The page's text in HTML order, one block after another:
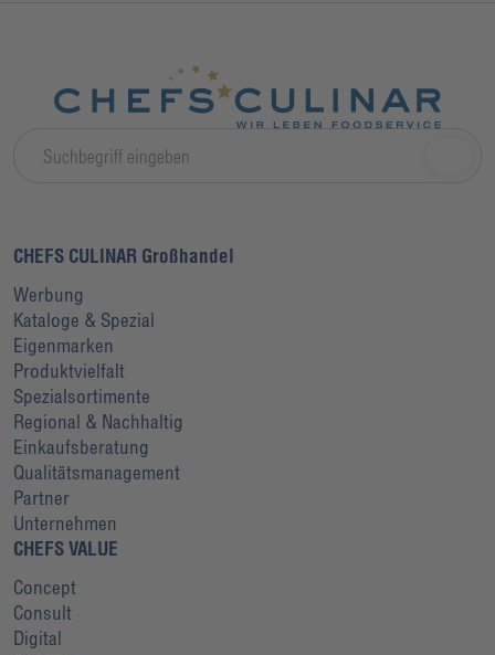
CHEFS CULINAR Großhandel
Werbung
Kataloge & Spezial
Eigenmarken
Produktvielfalt
Spezialsortimente
Regional & Nachhaltig
Einkaufsberatung
Qualitätsmanagement
Partner
Unternehmen
CHEFS VALUE
Concept
Consult
Digital